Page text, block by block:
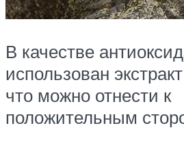
В качестве
использован
что можно отнести к
положительным